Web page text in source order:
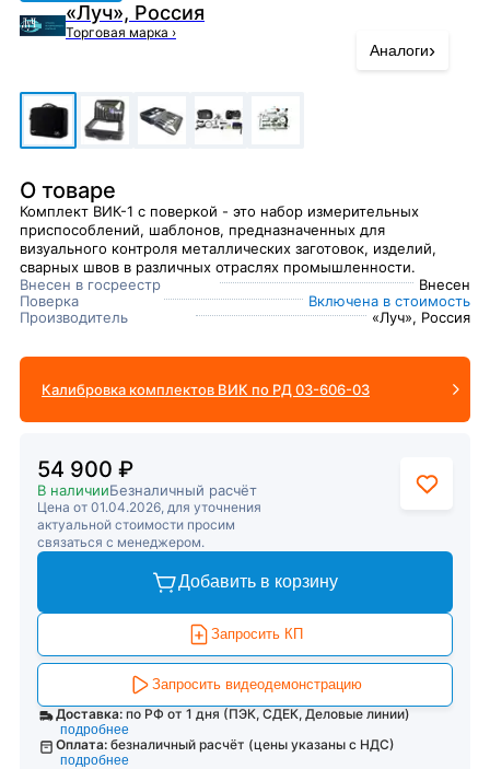
«Луч», Россия
Торговая марка ›
Аналоги›
О товаре
Комплект ВИК-1 с поверкой - это набор измерительных
приспособлений, шаблонов, предназначенных для
визуального контроля металлических заготовок, изделий,
сварных швов в различных отраслях промышленности.
Внесен в госреестр
Внесен
Поверка
Включена в стоимость
Производитель
«Луч», Россия
Калибровка комплектов ВИК по РД 03-606-03
54 900 ₽
В наличииБезналичный расчёт
Цена от 01.04.2026, для уточнения
актуальной стоимости просим
связаться с менеджером.
Добавить в корзину
Запросить КП
Запросить видеодемонстрацию
Доставка: по РФ от 1 дня (ПЭК, СДЕК, Деловые линии)
подробнее
Оплата: безналичный расчёт (цены указаны с НДС)
подробнее